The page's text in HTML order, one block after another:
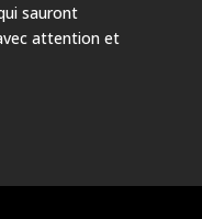
sauront
attention et